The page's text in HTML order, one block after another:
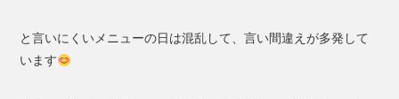
と言いにくいメニューの日は混乱して、言い間違えが多発して
います